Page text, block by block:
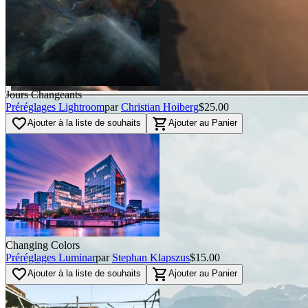
Jours Changeants
Préréglages Lightroompar Christian Hoiberg$25.00
favorite_borderAjouter à la liste de souhaits shopping_cart Ajouter au Panier
Changing Colors
Préréglages Luminarpar Stephan Klapszus$15.00
favorite_borderAjouter à la liste de souhaits shopping_cart Ajouter au Panier